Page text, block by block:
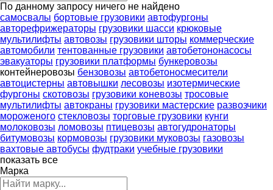
По данному запросу ничего не найдено
самосвалы бортовые грузовики автофургоны
авторефрижераторы грузовики шасси крюковые
мультилифты автовозы грузовики шторы коммерческие
автомобили тентованные грузовики автобетононасосы
эвакуаторы грузовики платформы бункеровозы
контейнеровозы бензовозы автобетоносмесители
автоцистерны автовышки лесовозы изотермические
фургоны скотовозы грузовики коневозы тросовые
мультилифты автокраны грузовики мастерские развозчики
мороженого стекловозы торговые грузовики кунги
молоковозы ломовозы птицевозы автогудронаторы
битумовозы кормовозы грузовики муковозы газовозы
вахтовые автобусы фудтраки учебные грузовики
показать все
Марка